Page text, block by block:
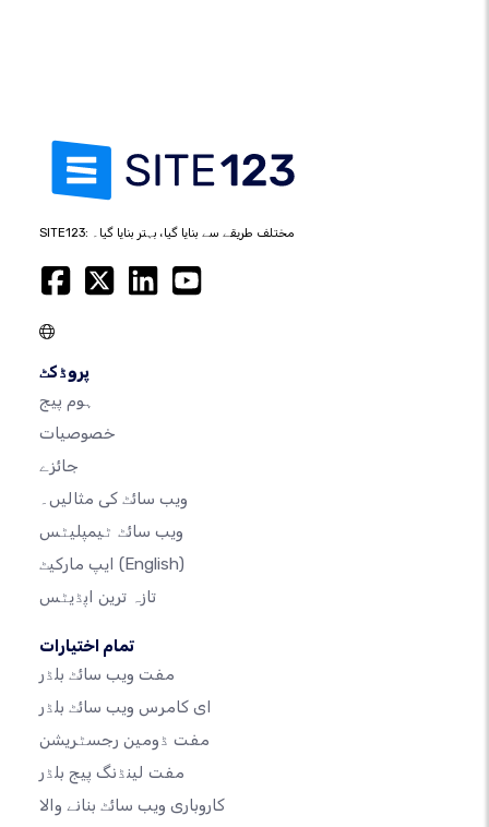
SITE123: مختلف طریقے سے بنایا گیا، بہتر بنایا گیا۔
پروڈکٹ
ہوم پیج
خصوصیات
جائزے
ویب سائٹ کی مثالیں۔
ویب سائٹ ٹیمپلیٹس
(English)
تازہ ترین اپڈیٹس
تمام اختیارات
مفت ویب سائٹ بلڈر
ای کامرس ویب سائٹ بلڈر
مفت ڈومین رجسٹریشن
مفت لینڈنگ پیج بلڈر
کاروباری ویب سائٹ بنانے والا